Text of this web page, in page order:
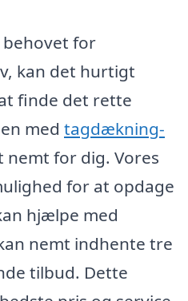
for
kan det hurtigt
finde det rette
med tagdækning-
nemt for dig. Vores
for at opdage
hjælpe med
nemt indhente tre
tilbud. Dette